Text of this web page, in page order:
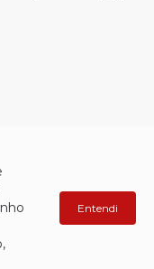
reservados.
Entendi